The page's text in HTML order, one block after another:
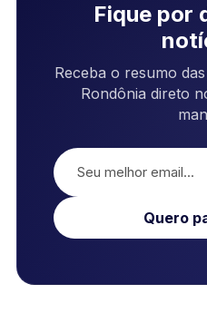
Fique por
Receba o resumo
Rondônia direto
Quero